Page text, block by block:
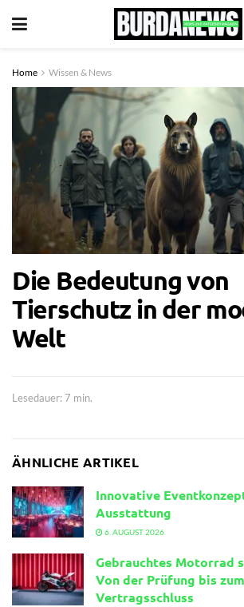
Home Wissen & News
Die Bedeutung von
Tierschutz in der
Welt
Lesedauer: 7 min.
ÄHNLICHE ARTIKEL
Innovative
Ausstattung
6. AUGUST 2026
Gebrauchtes Motorrad
Von der Prüfung bis zum
Vertragsschluss